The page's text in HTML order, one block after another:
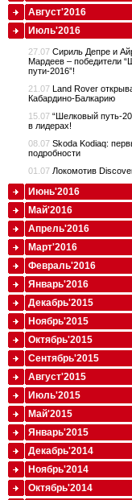
Август'2016
Июль'2016
27.07 Сириль Депре и
Мардеев – победители
пути-2016”!
21.07 Land Rover
Кабардино-Балкарию
15.07 “Шелковый путь-
в лидерах!
08.07 Skoda Kodiaq:
подробности
01.07 Локомотив
Июнь'2016
Май'2016
Апрель'2016
Март'2016
Февраль'2016
Январь'2016
Декабрь'2015
Ноябрь'2015
Октябрь'2015
Сентябрь'2015
Август'2015
Июль'2015
Май'2015
Январь'2015
Декабрь'2014
Ноябрь'2014
Октябрь'2014